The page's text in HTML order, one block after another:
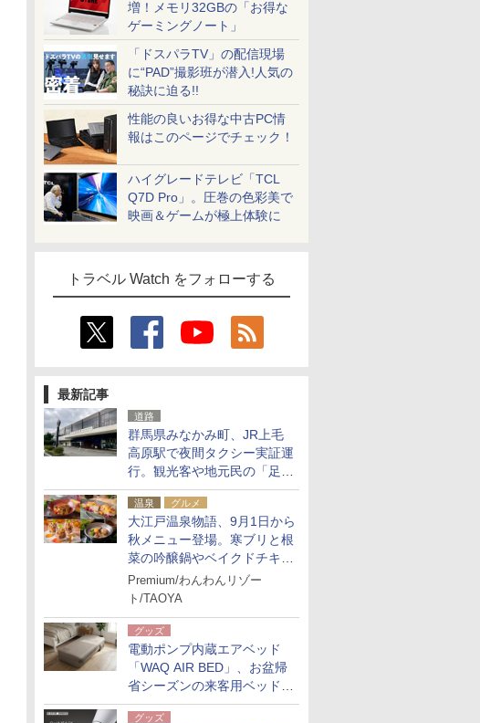
増！メモリ32GBの「お得な
ゲーミングノート」
「ドスパラTV」の配信現場
に“PAD”撮影班が潜入!人気の
秘訣に迫る!!
性能の良いお得な中古PC情
報はこのページでチェック！
ハイグレードテレビ「TCL
Q7D Pro」。圧巻の色彩美で
映画＆ゲームが極上体験に
トラベル Watch をフォローする
最新記事
道路
群馬県みなかみ町、JR上毛
高原駅で夜間タクシー実証運
行。観光客や地元民の「足が
ない」課題解消へ、木金土に
2台体制
温泉 グルメ
大江戸温泉物語、9月1日から
秋メニュー登場。寒ブリと根
菜の吟醸鍋やベイクドチキ
ン、ショコラ＆栗スイーツも
食べ放題に
Premium/わんわんリゾー
ト/TAOYA
グッズ
電動ポンプ内蔵エアベッド
「WAQ AIR BED」、お盆帰
省シーズンの来客用ベッドに
も。使用後は収納バッグでコ
グッズ